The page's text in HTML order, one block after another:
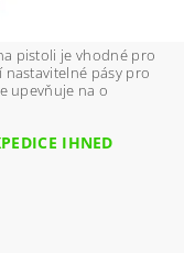
nastavitelné pásy pro
který se upevňuje na o
IHNED